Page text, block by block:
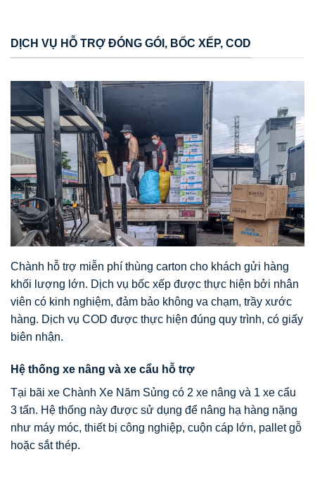
DỊCH VỤ HỖ TRỢ ĐÓNG GÓI, BỐC XẾP, COD
Chành hỗ trợ miễn phí thùng carton cho khách gửi hàng
khối lượng lớn. Dịch vụ bốc xếp được thực hiện bởi nhân
viên có kinh nghiệm, đảm bảo không va chạm, trầy xước
hàng. Dịch vụ COD được thực hiện đúng quy trình, có giấy
biên nhận.
Hệ thống xe nâng và xe cẩu hỗ trợ
Tại bãi xe Chành Xe Năm Sủng có 2 xe nâng và 1 xe cẩu
3 tấn. Hệ thống này được sử dụng để nâng hạ hàng nặng
như máy móc, thiết bị công nghiệp, cuộn cáp lớn, pallet gỗ
hoặc sắt thép.